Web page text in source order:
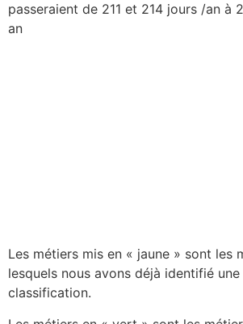
passeraient de 211 et 214 jours /an à
an
Les métiers mis en « jaune » sont les
lesquels nous avons déjà identifié
classification.